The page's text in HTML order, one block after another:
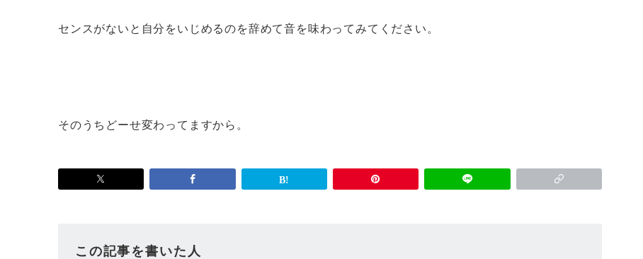
センスがないと自分をいじめるのを辞めて音を味わってみてください。
そのうちどーせ変わってますから。
この記事を書いた人